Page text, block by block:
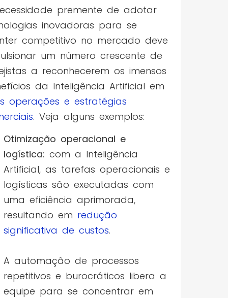
premente de adotar
inovadoras para se
competitivo no mercado deve
um número crescente de
a reconhecerem os imensos
da Inteligência Artificial em
operações e estratégias
. Veja alguns exemplos:
Otimização operacional e
logística: com a Inteligência
Artificial, as tarefas operacionais e
logísticas são executadas com
uma eficiência aprimorada,
resultando em redução
significativa de custos.
A automação de processos
repetitivos e burocráticos libera a
equipe para se concentrar em